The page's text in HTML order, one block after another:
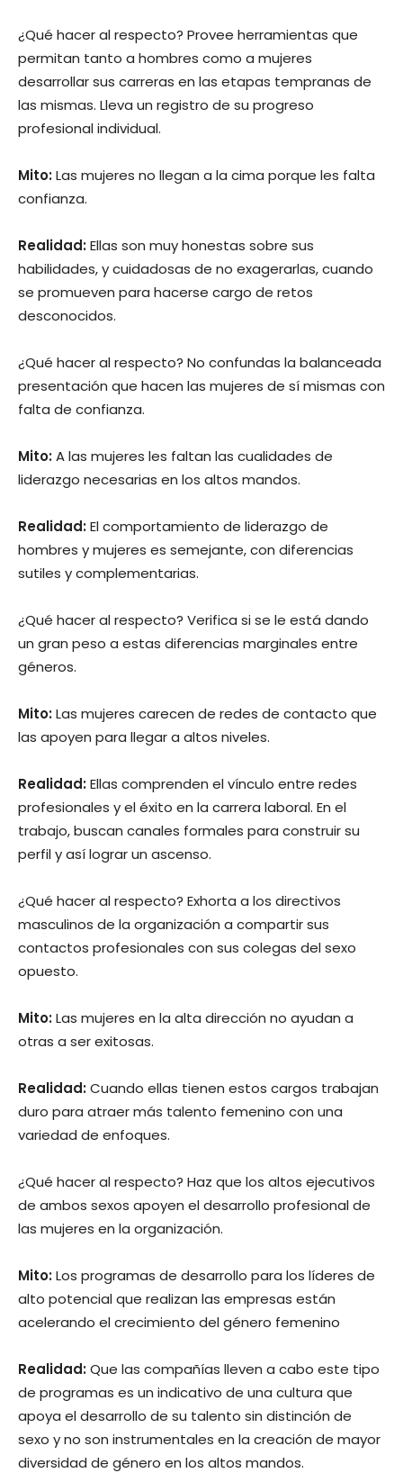
¿Qué hacer al respecto? Provee herramientas que
permitan tanto a hombres como a mujeres
desarrollar sus carreras en las etapas tempranas de
las mismas. Lleva un registro de su progreso
profesional individual.
Mito:Las mujeres no llegan a la cima porque les falta
confianza.
Realidad:Ellas son muy honestas sobre sus
habilidades, y cuidadosas de no exagerarlas, cuando
se promueven para hacerse cargo de retos
desconocidos.
¿Qué hacer al respecto? No confundas la balanceada
presentación que hacen las mujeres de sí mismas con
falta de confianza.
Mito:A las mujeres les faltan las cualidades de
liderazgo necesarias en los altos mandos.
Realidad:El comportamiento de liderazgo de
hombres y mujeres es semejante, con diferencias
sutiles y complementarias.
¿Qué hacer al respecto? Verifica si se le está dando
un gran peso a estas diferencias marginales entre
géneros.
Mito:Las mujeres carecen de redes de contacto que
las apoyen para llegar a altos niveles.
Realidad:Ellas comprenden el vínculo entre redes
profesionales y el éxito en la carrera laboral. En el
trabajo, buscan canales formales para construir su
perfil y así lograr un ascenso.
¿Qué hacer al respecto? Exhorta a los directivos
masculinos de la organización a compartir sus
contactos profesionales con sus colegas del sexo
opuesto.
Mito:Las mujeres en la alta dirección no ayudan a
otras a ser exitosas.
Realidad:Cuando ellas tienen estos cargos trabajan
duro para atraer más talento femenino con una
variedad de enfoques.
¿Qué hacer al respecto? Haz que los altos ejecutivos
de ambos sexos apoyen el desarrollo profesional de
las mujeres en la organización.
Mito:Los programas de desarrollo para los líderes de
alto potencial que realizan las empresas están
acelerando el crecimiento del género femenino
Realidad:Que las compañías lleven a cabo este tipo
de programas es un indicativo de una cultura que
apoya el desarrollo de su talento sin distinción de
sexo y no son instrumentales en la creación de mayor
diversidad de género en los altos mandos.